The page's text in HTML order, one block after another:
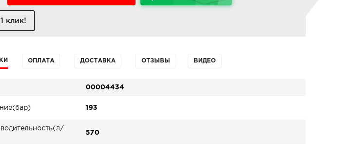
клик!
ОПЛАТА ДОСТАВКА ОТЗЫВЫ ВИДЕО
00004434
193
570